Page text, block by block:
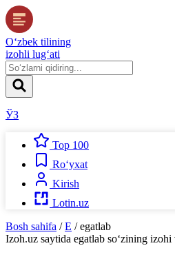
O‘zbek tilining
izohli lug‘ati
ЎЗ
Top 100
Ro‘yxat
Kirish
Lotin.uz
Bosh sahifa / E / egatlab
Izoh.uz saytida egatlab so‘zining izohi